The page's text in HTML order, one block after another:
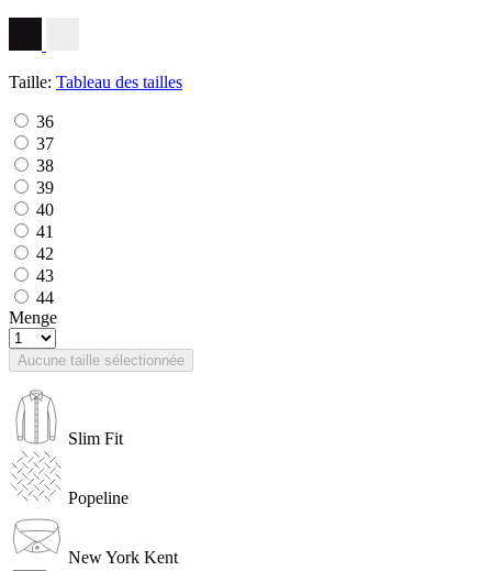
Taille: Tableau des tailles
36
37
38
39
40
41
42
43
44
Menge
Aucune taille sélectionnée
Slim Fit
Popeline
New York Kent